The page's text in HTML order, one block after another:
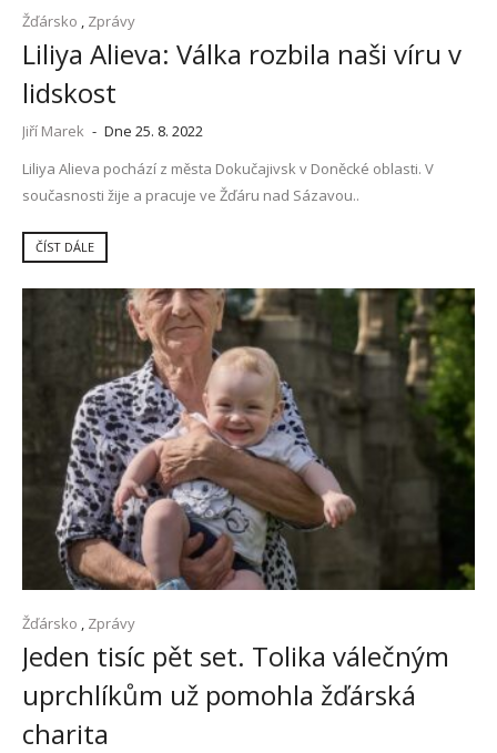
Žďársko Zprávy
Liliya Alieva: Válka rozbila naši víru v
lidskost
Jiří Marek - Dne 25. 8. 2022
Liliya Alieva pochází z města Dokučajivsk v Doněcké oblasti. V
současnosti žije a pracuje ve Žďáru nad Sázavou..
ČÍST DÁLE
Žďársko Zprávy
Jeden tisíc pět set. Tolika válečným
uprchlíkům už pomohla žďárská
charita